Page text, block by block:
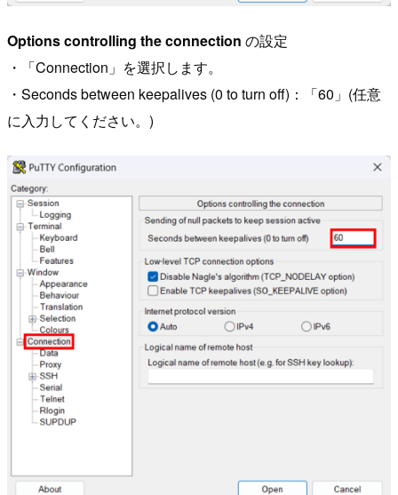
Options controlling the connection の設定
・「Connection」を選択します。
・Seconds between keepalives (0 to turn off)：「60」(任意
に入力してください。)